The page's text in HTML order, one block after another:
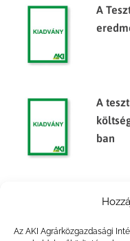
Az AKI Agrárközgazdasági
A
A
ban
Az